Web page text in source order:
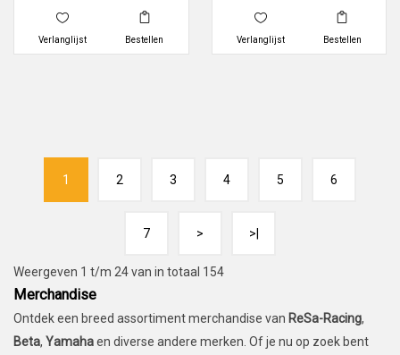
Verlanglijst Bestellen Verlanglijst Bestellen
1 2 3 4 5 6
7 > >|
Weergeven 1 t/m 24 van in totaal 154
Merchandise
Ontdek een breed assortiment merchandise van ReSa-Racing,
Beta, Yamahaen diverse andere merken. Of je nu op zoek bent